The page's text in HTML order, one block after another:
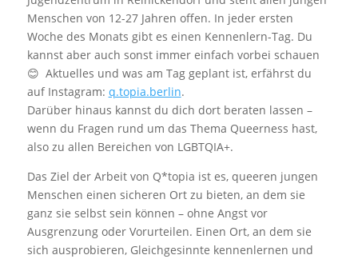
Menschen von 12-27 Jahren offen. In jeder ersten
Woche des Monats gibt es einen Kennenlern-Tag. Du
kannst aber auch sonst immer einfach vorbei schauen
😊 Aktuelles und was am Tag geplant ist, erfährst du
auf Instagram: q.topia.berlin.
Darüber hinaus kannst du dich dort beraten lassen –
wenn du Fragen rund um das Thema Queerness hast,
also zu allen Bereichen von LGBTQIA+.
Das Ziel der Arbeit von Q*topia ist es, queeren jungen
Menschen einen sicheren Ort zu bieten, an dem sie
ganz sie selbst sein können – ohne Angst vor
Ausgrenzung oder Vorurteilen. Einen Ort, an dem sie
sich ausprobieren, Gleichgesinnte kennenlernen und